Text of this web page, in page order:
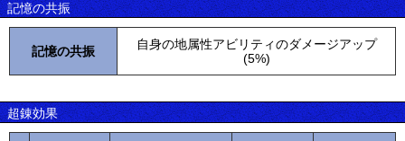
記憶の共振
記憶の共振
自身の地属性アビリティのダメージアップ
(5%)
超錬効果